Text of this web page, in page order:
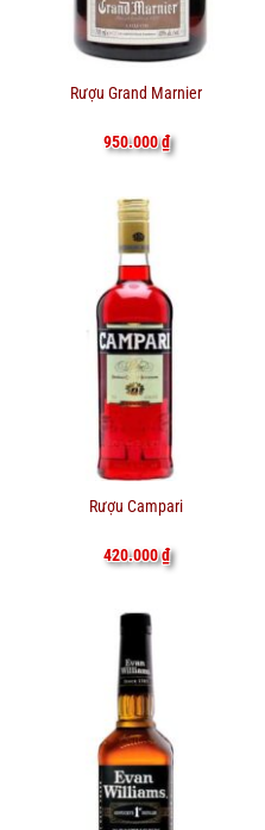
Rượu Grand Marnier
950.000₫
Rượu Campari
420.000₫